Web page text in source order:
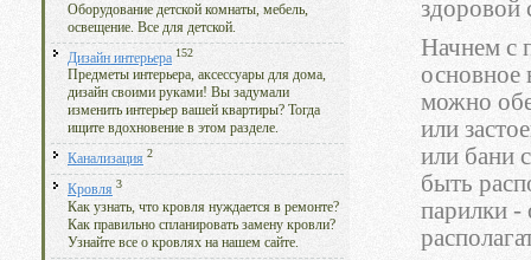
Оборудование детской комнаты, мебель,
освещение. Все для детской.
Дизайн интерьера 152
Предметы интерьера, аксессуары для дома,
дизайн своими руками! Вы задумали
изменить интерьер вашей квартиры? Тогда
ищите вдохновение в этом разделе.
Канализация 2
Кровля 3
Как узнать, что кровля нуждается в ремонте?
Как правильно спланировать замену кровли?
Узнайте все о кровлях на нашем сайте.
здоровой
Начнем с
основное
можно
или
или бани
быть
парилки -